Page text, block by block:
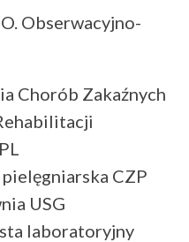
Obserwacyjno-
Chorób Zakaźnych
CZP
USG
laboratoryjny